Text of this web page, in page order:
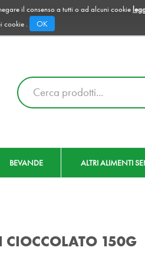
il consenso a tutti o ad alcuni cookie
cookie .
OK
Cerca
Prodotto
BEVANDE ALTRI ALIMENTI
CIOCCOLATO 150G